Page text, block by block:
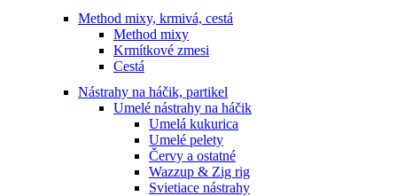
Method mixy, krmivá, cestá
Method mixy
Krmítkové zmesi
Cestá
Nástrahy na háčik, partikel
Umelé nástrahy na háčik
Umelá kukurica
Umelé pelety
Červy a ostatné
Wazzup & Zig rig
Svietiace nástrahy